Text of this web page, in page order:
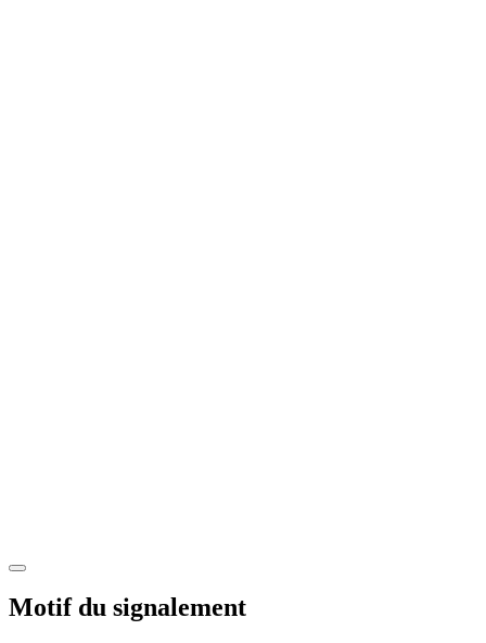
Motif du signalement